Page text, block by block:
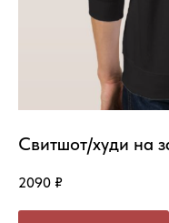
Свитшот/худи на
2090 ₽